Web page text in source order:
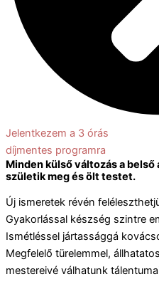
Jelentkezem a 3 órás
díjmentes programra
Minden külső változás a
születik meg és ölt testet.
Új ismeretek révén
Gyakorlással készség szintre
Ismétléssel jártassággá
Megfelelő türelemmel,
mestereivé válhatunk